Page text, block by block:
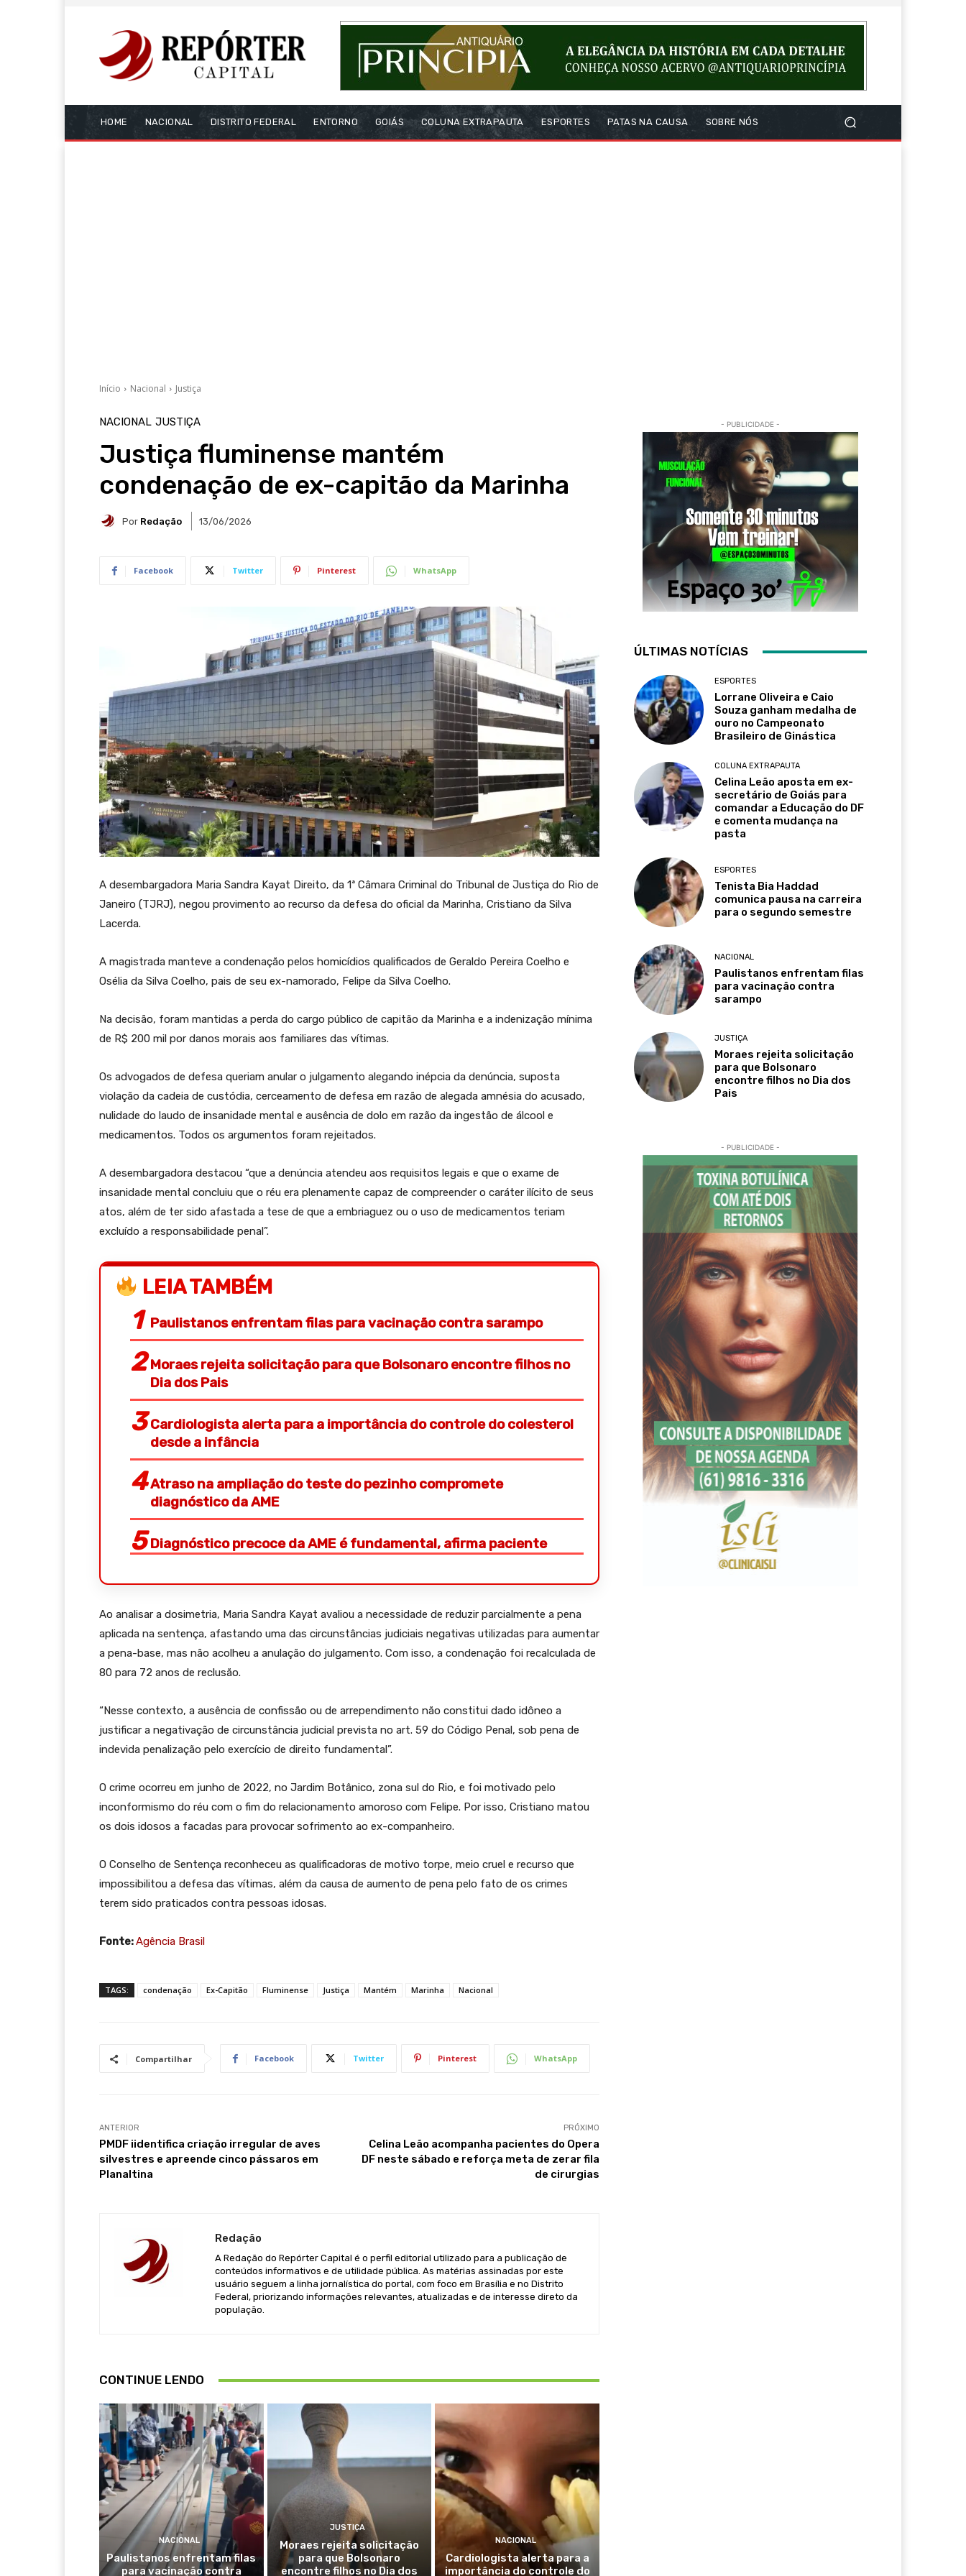
HOME NACIONAL DISTRITO FEDERAL ENTORNO GOIÁS COLUNA EXTRAPAUTA ESPORTES PATAS NA CAUSA SOBRE NÓS
Início Nacional Justiça
NACIONAL JUSTIÇA
Justiça fluminense mantém
condenação de ex-capitão da Marinha
Por Redação 13/06/2026
Facebook Twitter Pinterest WhatsApp
A desembargadora Maria Sandra Kayat Direito, da 1ª Câmara Criminal do Tribunal de Justiça do Rio de
Janeiro (TJRJ), negou provimento ao recurso da defesa do oficial da Marinha, Cristiano da Silva
Lacerda.
A magistrada manteve a condenação pelos homicídios qualificados de Geraldo Pereira Coelho e
Osélia da Silva Coelho, pais de seu ex-namorado, Felipe da Silva Coelho.
Na decisão, foram mantidas a perda do cargo público de capitão da Marinha e a indenização mínima
de R$ 200 mil por danos morais aos familiares das vítimas.
Os advogados de defesa queriam anular o julgamento alegando inépcia da denúncia, suposta
violação da cadeia de custódia, cerceamento de defesa em razão de alegada amnésia do acusado,
nulidade do laudo de insanidade mental e ausência de dolo em razão da ingestão de álcool e
medicamentos. Todos os argumentos foram rejeitados.
A desembargadora destacou “que a denúncia atendeu aos requisitos legais e que o exame de
insanidade mental concluiu que o réu era plenamente capaz de compreender o caráter ilícito de seus
atos, além de ter sido afastada a tese de que a embriaguez ou o uso de medicamentos teriam
excluído a responsabilidade penal”.
LEIA TAMBÉM
Paulistanos enfrentam filas para vacinação contra sarampo
Moraes rejeita solicitação para que Bolsonaro encontre filhos no
Dia dos Pais
Cardiologista alerta para a importância do controle do colesterol
desde a infância
Atraso na ampliação do teste do pezinho compromete
diagnóstico da AME
Diagnóstico precoce da AME é fundamental, afirma paciente
Ao analisar a dosimetria, Maria Sandra Kayat avaliou a necessidade de reduzir parcialmente a pena
aplicada na sentença, afastando uma das circunstâncias judiciais negativas utilizadas para aumentar
a pena-base, mas não acolheu a anulação do julgamento. Com isso, a condenação foi recalculada de
80 para 72 anos de reclusão.
“Nesse contexto, a ausência de confissão ou de arrependimento não constitui dado idôneo a
justificar a negativação de circunstância judicial prevista no art. 59 do Código Penal, sob pena de
indevida penalização pelo exercício de direito fundamental”.
O crime ocorreu em junho de 2022, no Jardim Botânico, zona sul do Rio, e foi motivado pelo
inconformismo do réu com o fim do relacionamento amoroso com Felipe. Por isso, Cristiano matou
os dois idosos a facadas para provocar sofrimento ao ex-companheiro.
O Conselho de Sentença reconheceu as qualificadoras de motivo torpe, meio cruel e recurso que
impossibilitou a defesa das vítimas, além da causa de aumento de pena pelo fato de os crimes
terem sido praticados contra pessoas idosas.
Fonte:Agência Brasil
TAGS: condenação Ex-Capitão Fluminense Justiça Mantém Marinha Nacional
Compartilhar Facebook Twitter Pinterest WhatsApp
ANTERIOR
PMDF iidentifica criação irregular de aves
silvestres e apreende cinco pássaros em
Planaltina
PRÓXIMO
Celina Leão acompanha pacientes do Opera
DF neste sábado e reforça meta de zerar fila
de cirurgias
Redação
A Redação do Repórter Capital é o perfil editorial utilizado para a publicação de
conteúdos informativos e de utilidade pública. As matérias assinadas por este
usuário seguem a linha jornalística do portal, com foco em Brasília e no Distrito
Federal, priorizando informações relevantes, atualizadas e de interesse direto da
população.
CONTINUE LENDO
NACIONAL
Paulistanos enfrentam filas
para vacinação contra
JUSTIÇA
Moraes rejeita solicitação
para que Bolsonaro
encontre filhos no Dia dos
NACIONAL
Cardiologista alerta para a
importância do controle do
- PUBLICIDADE -
ÚLTIMAS NOTÍCIAS
ESPORTES
Lorrane Oliveira e Caio
Souza ganham medalha de
ouro no Campeonato
Brasileiro de Ginástica
COLUNA EXTRAPAUTA
Celina Leão aposta em ex-
secretário de Goiás para
comandar a Educação do DF
e comenta mudança na
pasta
ESPORTES
Tenista Bia Haddad
comunica pausa na carreira
para o segundo semestre
NACIONAL
Paulistanos enfrentam filas
para vacinação contra
sarampo
JUSTIÇA
Moraes rejeita solicitação
para que Bolsonaro
encontre filhos no Dia dos
Pais
- PUBLICIDADE -